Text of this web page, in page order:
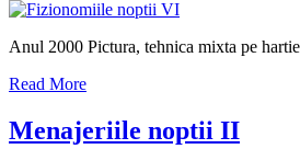
Anul 2000 Pictura, tehnica mixta pe
Read More
Menajeriile noptii II